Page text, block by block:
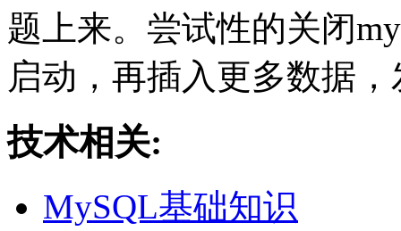
题上来。尝试性的关闭
启动，再插入更多数据
技术相关:
MySQL基础知识